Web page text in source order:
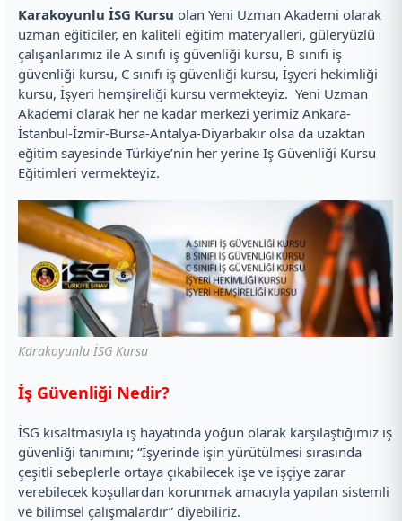
Karakoyunlu İSG Kursu olan Yeni Uzman Akademi olarak
uzman eğiticiler, en kaliteli eğitim materyalleri, güleryüzlü
çalışanlarımız ile A sınıfı iş güvenliği kursu, B sınıfı iş
güvenliği kursu, C sınıfı iş güvenliği kursu, İşyeri hekimliği
kursu, İşyeri hemşireliği kursu vermekteyiz. Yeni Uzman
Akademi olarak her ne kadar merkezi yerimiz Ankara-
İstanbul-İzmir-Bursa-Antalya-Diyarbakır olsa da uzaktan
eğitim sayesinde Türkiye’nin her yerine İş Güvenliği Kursu
Eğitimleri vermekteyiz.
Karakoyunlu İSG Kursu
İş Güvenliği Nedir?
İSG kısaltmasıyla iş hayatında yoğun olarak karşılaştığımız iş
güvenliği tanımını; “İşyerinde işin yürütülmesi sırasında
çeşitli sebeplerle ortaya çıkabilecek işe ve işçiye zarar
verebilecek koşullardan korunmak amacıyla yapılan sistemli
ve bilimsel çalışmalardır” diyebiliriz.